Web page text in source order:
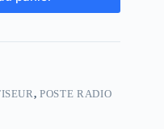
,POSTE RADIO